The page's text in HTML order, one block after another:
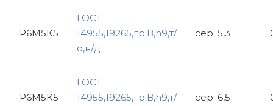
Р6М5К5
ГОСТ
14955,19265,гр.В,h9,т/
о,н/д
сер. 5,3
Р6М5К5
ГОСТ
14955,19265,гр.В,h9,т/
сер. 6,5